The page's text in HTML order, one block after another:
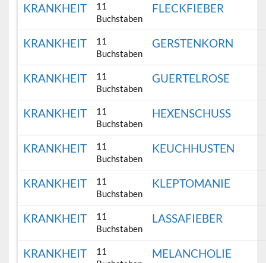
KRANKHEIT
11
Buchstaben
FLECKFIEBER
KRANKHEIT
11
Buchstaben
GERSTENKORN
KRANKHEIT
11
Buchstaben
GUERTELROSE
KRANKHEIT
11
Buchstaben
HEXENSCHUSS
KRANKHEIT
11
Buchstaben
KEUCHHUSTEN
KRANKHEIT
11
Buchstaben
KLEPTOMANIE
KRANKHEIT
11
Buchstaben
LASSAFIEBER
KRANKHEIT
11
MELANCHOLIE